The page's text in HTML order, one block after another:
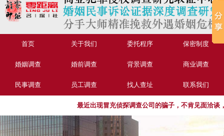
首页 关于我们 委托程序 保密制度
婚姻调查 婚前调查 背景调查 商业调查
民事调查 员工调查 找人查址 联系我们
最近出现冒充侦探调查公司的骗子，不肯见面洽谈，